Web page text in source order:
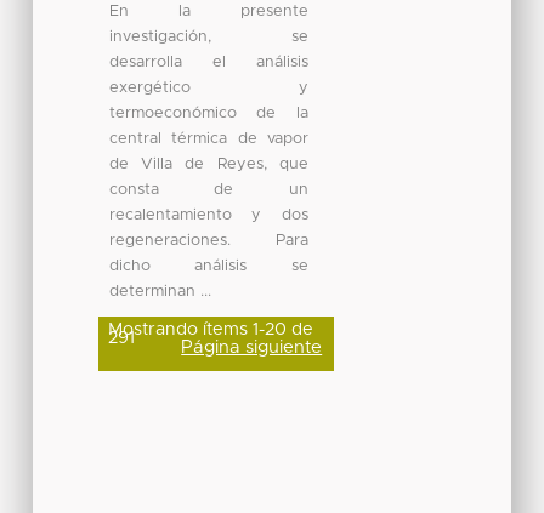
En la presente
investigación, se
desarrolla el análisis
exergético y
termoeconómico de la
central térmica de vapor
de Villa de Reyes, que
consta de un
recalentamiento y dos
regeneraciones. Para
dicho análisis se
determinan ...
Mostrando ítems 1-20 de
291 Página siguiente